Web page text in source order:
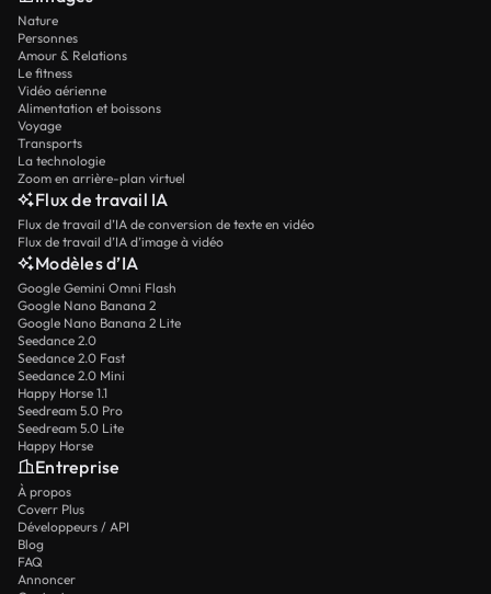
Nature
Personnes
Amour & Relations
Le fitness
Vidéo aérienne
Alimentation et boissons
Voyage
Transports
La technologie
Zoom en arrière-plan virtuel
Flux de travail IA
Flux de travail d’IA de conversion de texte en vidéo
Flux de travail d’IA d’image à vidéo
Modèles d’IA
Google Gemini Omni Flash
Google Nano Banana 2
Google Nano Banana 2 Lite
Seedance 2.0
Seedance 2.0 Fast
Seedance 2.0 Mini
Happy Horse 1.1
Seedream 5.0 Pro
Seedream 5.0 Lite
Happy Horse
Entreprise
À propos
Coverr Plus
Développeurs / API
Blog
FAQ
Annoncer